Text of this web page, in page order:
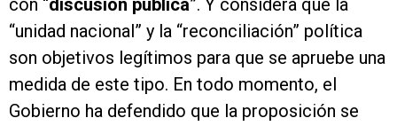
con “discusión pública”. Y considera que la
“unidad nacional” y la “reconciliación” política
son objetivos legítimos para que se apruebe una
medida de este tipo. En todo momento, el
Gobierno ha defendido que la proposición se